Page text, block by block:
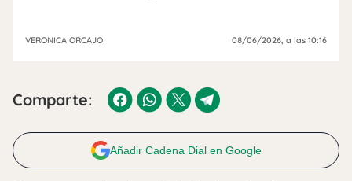
VERONICA ORCAJO 08/06/2026, a las 10:16
Comparte:
Añadir Cadena Dial en Google